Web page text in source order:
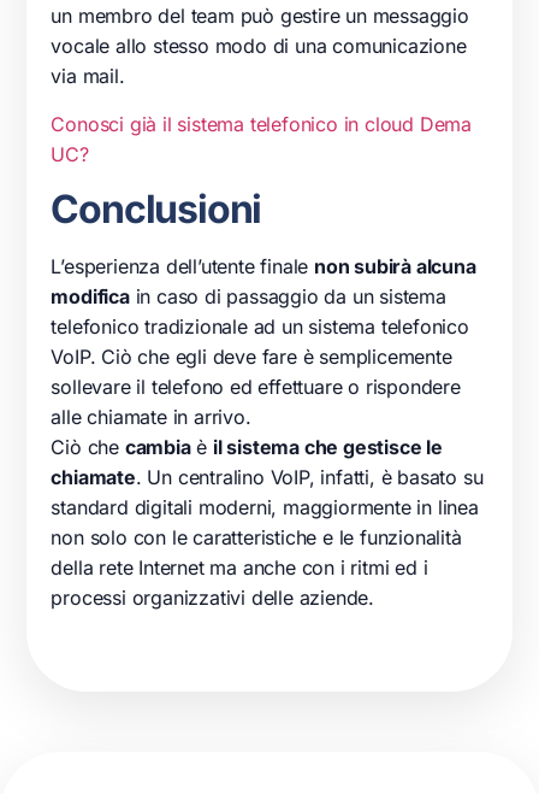
un membro del team può gestire un messaggio
vocale allo stesso modo di una comunicazione
via mail.
Conosci già il sistema telefonico in cloud Dema
UC?
Conclusioni
L’esperienza dell’utente finale non subirà alcuna
modificain caso di passaggio da un sistema
telefonico tradizionale ad un sistema telefonico
VoIP. Ciò che egli deve fare è semplicemente
sollevare il telefono ed effettuare o rispondere
alle chiamate in arrivo.
Ciò che cambiaè il sistema che gestisce le
chiamate. Un centralino VoIP, infatti, è basato su
standard digitali moderni, maggiormente in linea
non solo con le caratteristiche e le funzionalità
della rete Internetma anche con i ritmi ed i
processi organizzativi delle aziende.